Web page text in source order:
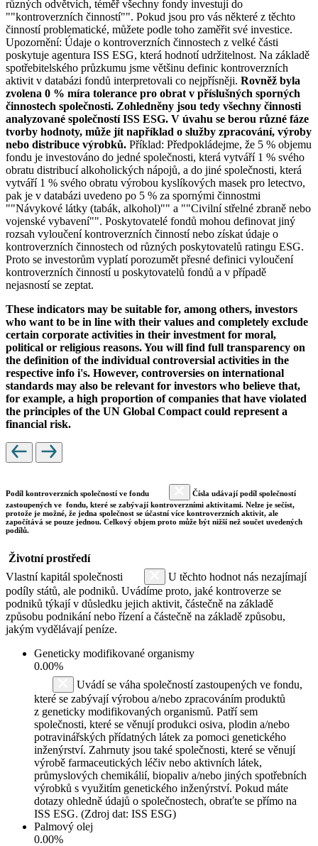
různých odvětvích, téměř všechny fondy investují do
""kontroverzních činností"". Pokud jsou pro vás některé z těchto
činností problematické, můžete podle toho zaměřit své investice.
Upozornění: Údaje o kontroverzních činnostech z velké části
poskytuje agentura ISS ESG, která hodnotí udržitelnost. Na základě
spotřebitelského průzkumu jsme většinu definic kontroverzních
aktivit v databázi fondů interpretovali co nejpřísněji. Rovněž byla
zvolena 0 % míra tolerance pro obrat v příslušných sporných
činnostech společnosti. Zohledněny jsou tedy všechny činnosti
analyzované společností ISS ESG. V úvahu se berou různé fáze
tvorby hodnoty, může jít například o služby zpracování, výroby
nebo distribuce výrobků. Příklad: Předpokládejme, že 5 % objemu
fondu je investováno do jedné společnosti, která vytváří 1 % svého
obratu distribucí alkoholických nápojů, a do jiné společnosti, která
vytváří 1 % svého obratu výrobou kyslíkových masek pro letectvo,
pak je v databázi uvedeno po 5 % za spornými činnostmi
""Návykové látky (tabák, alkohol)"" a ""Civilní střelné zbraně nebo
vojenské vybavení"". Poskytovatelé fondů mohou definovat jiný
rozsah vyloučení kontroverzních činností nebo získat údaje o
kontroverzních činnostech od různých poskytovatelů ratingu ESG.
Proto se investorům vyplatí porozumět přesné definici vyloučení
kontroverzních činností u poskytovatelů fondů a v případě
nejasností se zeptat.
These indicators may be suitable for, among others, investors
who want to be in line with their values and completely exclude
certain corporate activities in their investment for moral,
political or religious reasons. You will find full transparency on
the definition of the individual controversial activities in the
respective info i's. However, controversies on international
standards may also be relevant for investors who believe that,
for example, a high proportion of companies that have violated
the principles of the UN Global Compact could represent a
financial risk.
Podíl kontroverzních společností ve fondu
Čísla udávají podíl společností
zastoupených ve fondu, které se zabývají kontroverzními aktivitami. Nelze je sečíst,
protože je možné, že jedna společnost se účastní více kontroverzních aktivit, ale
započítává se pouze jednou. Celkový objem proto může být nižší než součet uvedených
podílů.
Životní prostředí
Vlastní kapitál společnosti
U těchto hodnot nás nezajímají
podíly států, ale podniků. Uvádíme proto, jaké kontroverze se
podniků týkají v důsledku jejich aktivit, částečně na základě
způsobu podnikání nebo řízení a částečně na základě způsobu,
jakým vydělávají peníze.
Geneticky modifikované organismy
0.00%
Uvádí se váha společností zastoupených ve fondu,
které se zabývají výrobou a/nebo zpracováním produktů
z geneticky modifikovaných organismů. Patří sem
společnosti, které se věnují produkci osiva, plodin a/nebo
potravinářských přídatných látek za pomoci genetického
inženýrství. Zahrnuty jsou také společnosti, které se věnují
výrobě farmaceutických léčiv nebo aktivních látek,
průmyslových chemikálií, biopaliv a/nebo jiných spotřebních
výrobků s využitím genetického inženýrství. Pokud máte
dotazy ohledně údajů o společnostech, obraťte se přímo na
ISS ESG. (Zdroj dat: ISS ESG)
Palmový olej
0.00%